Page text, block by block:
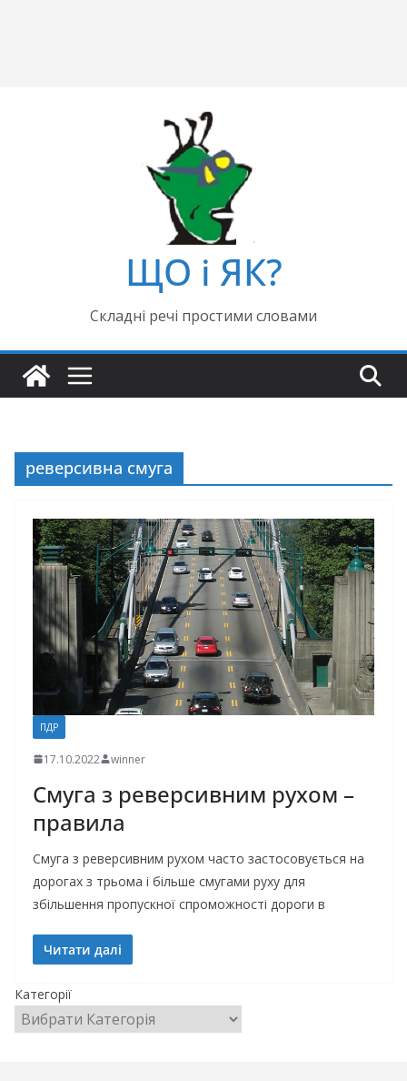
ЩО і ЯК?
Складні речі простими словами
реверсивна смуга
ПДР
17.10.2022 winner
Смуга з реверсивним рухом –
правила
Смуга з реверсивним рухом часто застосовується на
дорогах з трьома і більше смугами руху для
збільшення пропускної спроможності дороги в
Читати далі
Категорії